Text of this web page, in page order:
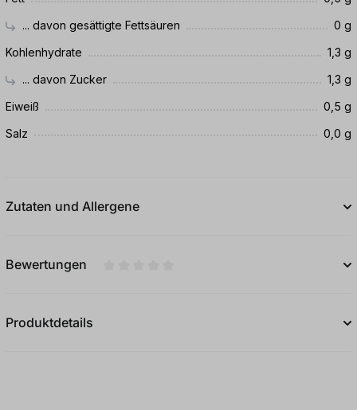
... davon gesättigte Fettsäuren
0 g
Kohlenhydrate
1,3 g
... davon Zucker
1,3 g
Eiweiß
0,5 g
Salz
0,0 g
Zutaten und Allergene
Bewertungen
Produktdetails